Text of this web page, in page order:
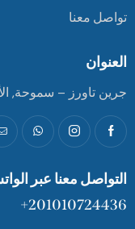
تواصل معنا
العنوان
جرين تاورز – سموحة,
التواصل معنا عبر
201010724436+